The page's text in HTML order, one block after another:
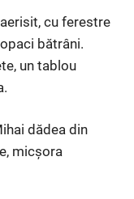
cu ferestre
bătrâni.
un tablou
dădea din
micșora